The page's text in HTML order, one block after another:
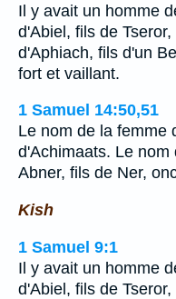
Il y avait un homme
d'Abiel, fils de
d'Aphiach, fils d'un
fort et vaillant.
1 Samuel 14:50,51
Le nom de la femme
d'Achimaats. Le
Abner, fils de Ner,
Kish
1 Samuel 9:1
Il y avait un homme
d'Abiel, fils de